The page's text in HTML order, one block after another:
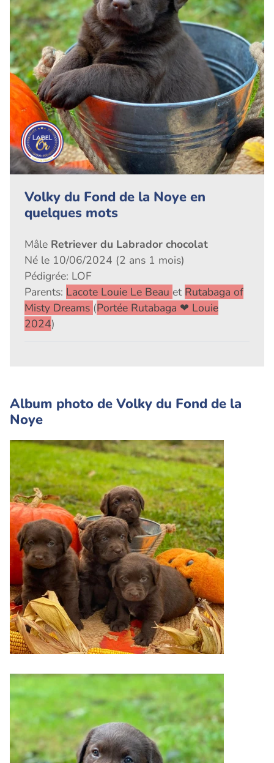
Volky du Fond de la Noye en
quelques mots
Mâle Retriever du Labrador chocolat
Né le 10/06/2024 (2 ans 1 mois)
Pédigrée: LOF
Parents: Lacote Louie Le Beau et Rutabaga of
Misty Dreams (Portée Rutabaga ❤ Louie
2024)
Album photo de Volky du Fond de la
Noye